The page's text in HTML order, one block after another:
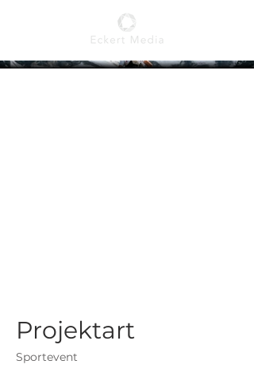
Projektart
Sportevent